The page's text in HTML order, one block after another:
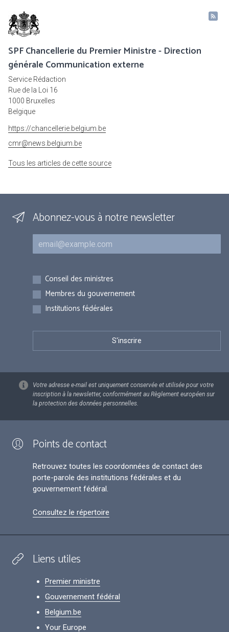
SPF Chancellerie du Premier Ministre - Direction
générale Communication externe
Service Rédaction
Rue de la Loi 16
1000 Bruxelles
Belgique
https://chancellerie.belgium.be
cmr@news.belgium.be
Tous les articles de cette source
Abonnez-vous à notre newsletter
Courriel
Inscriptions
Conseil des ministres
Membres du gouvernement
Institutions fédérales
Votre adresse e-mail est uniquement conservée et utilisée pour votre
inscription à la newsletter, conformément au Règlement européen sur
la protection des données personnelles.
Points de contact
Retrouvez toutes les coordonnées de contact des
porte-parole des institutions fédérales et du
gouvernement fédéral.
Consultez le répertoire
Liens utiles
Premier ministre
Gouvernement fédéral
Belgium.be
Your Europe